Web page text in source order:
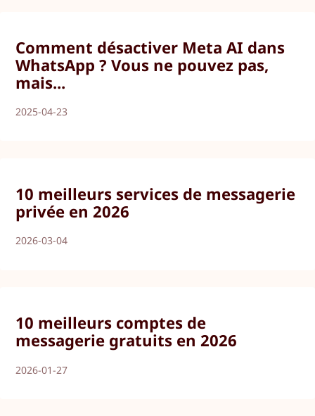
Comment désactiver Meta AI dans
WhatsApp ? Vous ne pouvez pas,
mais...
2025-04-23
10 meilleurs services de messagerie
privée en 2026
2026-03-04
10 meilleurs comptes de
messagerie gratuits en 2026
2026-01-27